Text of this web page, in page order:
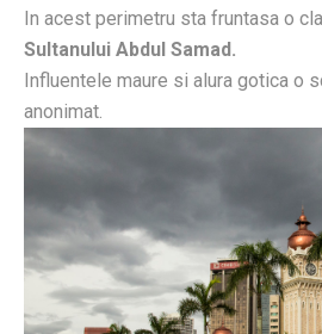
In acest perimetru sta fruntasa o
Sultanului Abdul Samad.
Influentele maure si alura gotica o
anonimat.